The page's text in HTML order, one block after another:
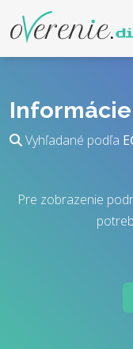
Informácie
Vyhľadané podľa
Pre zobrazenie